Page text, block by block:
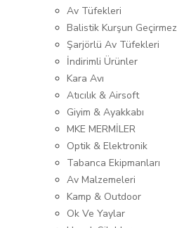
Av Tüfekleri
Balistik Kurşun Geçirmez
Şarjörlü Av Tüfekleri
İndirimli Ürünler
Kara Avı
Atıcılık & Airsoft
Giyim & Ayakkabı
MKE MERMİLER
Optik & Elektronik
Tabanca Ekipmanları
Av Malzemeleri
Kamp & Outdoor
Ok Ve Yaylar